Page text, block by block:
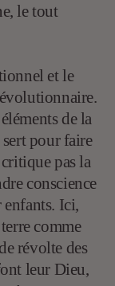
le tout
et le
de la
pour faire
pas la
conscience
enfants. Ici,
comme
révolte des
leur Dieu,